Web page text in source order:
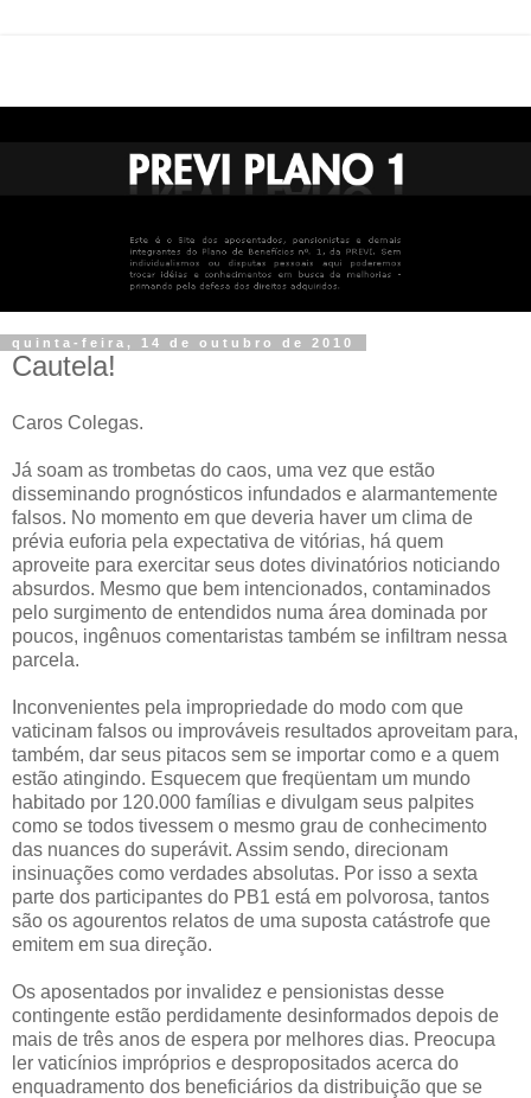
quinta-feira, 14 de outubro de 2010
Cautela!
Caros Colegas.
Já soam as trombetas do caos, uma vez que estão
disseminando prognósticos infundados e alarmantemente
falsos. No momento em que deveria haver um clima de
prévia euforia pela expectativa de vitórias, há quem
aproveite para exercitar seus dotes divinatórios noticiando
absurdos. Mesmo que bem intencionados, contaminados
pelo surgimento de entendidos numa área dominada por
poucos, ingênuos comentaristas também se infiltram nessa
parcela.
Inconvenientes pela impropriedade do modo com que
vaticinam falsos ou improváveis resultados aproveitam para,
também, dar seus pitacos sem se importar como e a quem
estão atingindo. Esquecem que freqüentam um mundo
habitado por 120.000 famílias e divulgam seus palpites
como se todos tivessem o mesmo grau de conhecimento
das nuances do superávit. Assim sendo, direcionam
insinuações como verdades absolutas. Por isso a sexta
parte dos participantes do PB1 está em polvorosa, tantos
são os agourentos relatos de uma suposta catástrofe que
emitem em sua direção.
Os aposentados por invalidez e pensionistas desse
contingente estão perdidamente desinformados depois de
mais de três anos de espera por melhores dias. Preocupa
ler vaticínios impróprios e despropositados acerca do
enquadramento dos beneficiários da distribuição que se